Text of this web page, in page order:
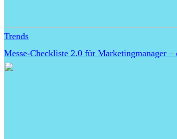
Trends
Messe-Checkliste 2.0 für Marketingmanager